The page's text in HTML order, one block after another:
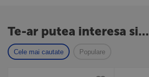
Te-ar putea interesa si...
Cele mai cautate Populare